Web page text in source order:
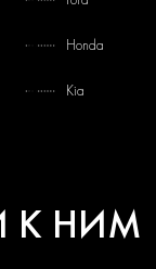
Honda
Kia
Smart
К НИМ